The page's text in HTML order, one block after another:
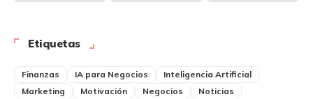
Etiquetas
Finanzas IA para Negocios
Inteligencia Artificial
Marketing
Motivación Negocios
Noticias